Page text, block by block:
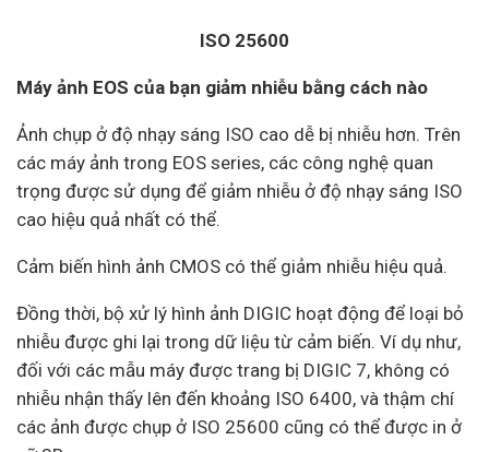
ISO 25600
Máy ảnh EOS của bạn giảm nhiễu bằng cách nào
Ảnh chụp ở độ nhạy sáng ISO cao dễ bị nhiễu hơn. Trên
các máy ảnh trong EOS series, các công nghệ quan
trọng được sử dụng để giảm nhiễu ở độ nhạy sáng ISO
cao hiệu quả nhất có thể.
Cảm biến hình ảnh CMOS có thể giảm nhiễu hiệu quả.
Đồng thời, bộ xử lý hình ảnh DIGIC hoạt động để loại bỏ
nhiễu được ghi lại trong dữ liệu từ cảm biến. Ví dụ như,
đối với các mẫu máy được trang bị DIGIC 7, không có
nhiễu nhận thấy lên đến khoảng ISO 6400, và thậm chí
các ảnh được chụp ở ISO 25600 cũng có thể được in ở